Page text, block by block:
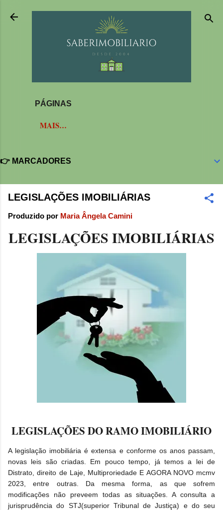
Pular para o conteúdo principal
PÁGINAS
MAIS…
👉 MARCADORES
LEGISLAÇÕES IMOBILIÁRIAS
Produzido por Maria Ângela Camini
LEGISLAÇÕES IMOBILIÁRIAS
LEGISLAÇÕES DO RAMO IMOBILIÁRIO
A legislação imobiliária é extensa e conforme os anos passam,
novas leis são criadas. Em pouco tempo, já temos a lei de
Distrato, direito de Laje, Multiproriedade E AGORA NOVO mcmv
2023, entre outras. Da mesma forma, as que sofrem
modificações não preveem todas as situações. A consulta a
jurisprudência do STJ(superior Tribunal de Justiça) e do seu